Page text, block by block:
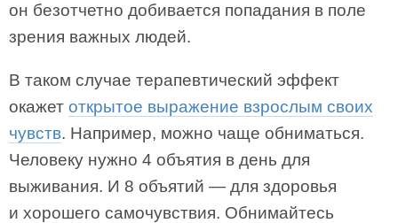
он безотчетно добивается попадания в поле
зрения важных людей.
В таком случае терапевтический эффект
окажет открытое выражение взрослым своих
чувств. Например, можно чаще обниматься.
Человеку нужно 4 объятия в день для
выживания. И 8 объятий — для здоровья
и хорошего самочувствия. Обнимайтесь